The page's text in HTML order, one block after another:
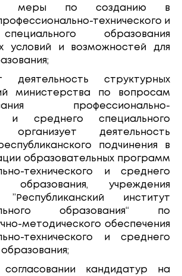
меры по созданию в
технического и
образования
условий и возможностей для
деятельность структурных
министерства по вопросам
профессионально-
и среднего специального
организует деятельность
подчинения в
образовательных программ
технического и среднего
образования, учреждения
”Республиканский институт
образования“ по
методического обеспечения
технического и среднего
кандидатур на